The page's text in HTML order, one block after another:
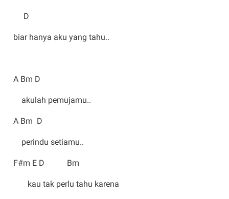
D
biar hanya aku yang tahu..
A Bm D
akulah pemujamu..
A Bm D
perindu setiamu..
F#m E D Bm
kau tak perlu tahu karena